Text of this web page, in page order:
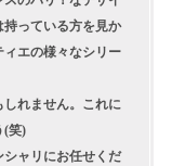
っている方を見か
エの様々なシリー
れません。これに
(笑)
ャリにお任せくだ